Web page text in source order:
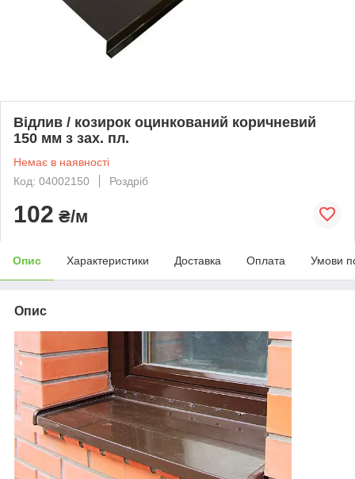
Відлив / козирок оцинкований коричневий
150 мм з зах. пл.
Немає в наявності
Код: 04002150
Роздріб
102 ₴/м
Опис Характеристики Доставка Оплата Умови
Опис